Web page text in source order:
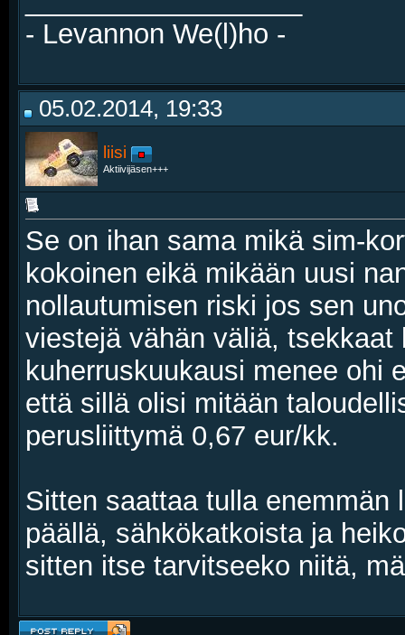
- Levannon We(l)ho -
05.02.2014, 19:33
liisi
Aktiivijäsen+++
Se on ihan sama mikä sim-
kokoinen eikä mikään uusi
nollautumisen riski jos sen
viestejä vähän väliä,
kuherruskuukausi menee ohi
että sillä olisi mitään
perusliittymä 0,67 eur/kk.
Sitten saattaa tulla
päällä, sähkökatkoista ja
sitten itse tarvitseeko niitä,